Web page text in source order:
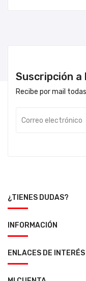
Suscripción
Recibe por mail
¿TIENES DUDAS?
INFORMACIÓN
ENLACES DE INTERÉS